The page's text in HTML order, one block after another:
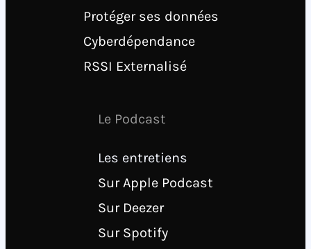
Protéger ses données
Cyberdépendance
RSSI Externalisé
Le Podcast
Les entretiens
Sur Apple Podcast
Sur Deezer
Sur Spotify